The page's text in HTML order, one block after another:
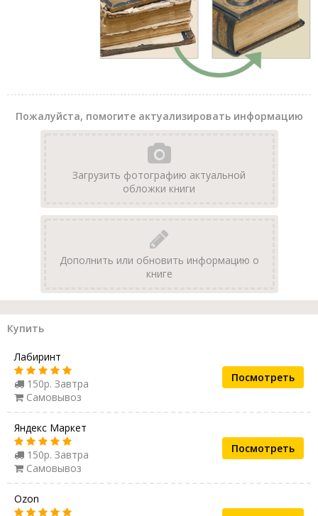
Пожалуйста, помогите актуализировать информацию
Загрузить фотографию актуальной
обложки книги
Дополнить или обновить информацию о
книге
Купить
Лабиринт
150р. Завтра
Самовывоз
Посмотреть
Яндекс Маркет
150р. Завтра
Самовывоз
Посмотреть
Ozon